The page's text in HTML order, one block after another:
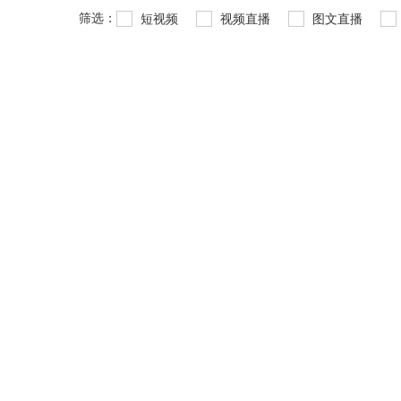
筛选： 短视频 视频直播 图文直播